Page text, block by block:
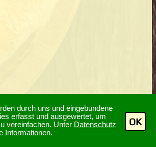
durch uns und eingebundene
erfasst und ausgewertet, um
vereinfachen. Unter Datenschutz
Informationen.
OK